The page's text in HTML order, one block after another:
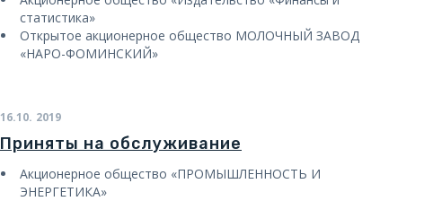
статистика»
Открытое акционерное общество МОЛОЧНЫЙ ЗАВОД
«НАРО-ФОМИНСКИЙ»
16.10. 2019
Приняты на обслуживание
Акционерное общество «ПРОМЫШЛЕННОСТЬ И
ЭНЕРГЕТИКА»